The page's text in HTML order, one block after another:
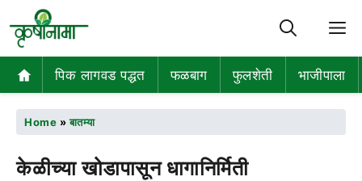
पिक लागवड पद्धत फळबाग फुलशेती भाजीपाला
Home »बातम्या
केळीच्या खोडापासून धागानिर्मिती